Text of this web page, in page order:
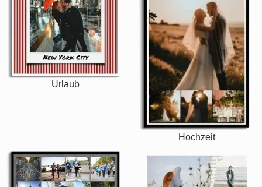
Urlaub
Hochzeit